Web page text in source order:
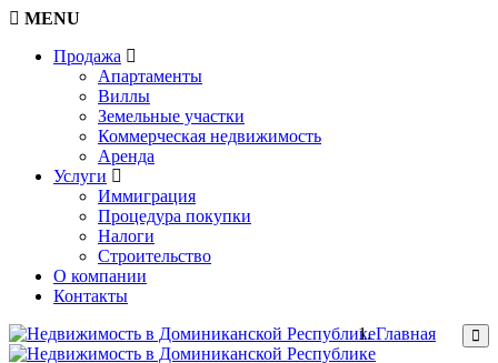
MENU
Продажа
Апартаменты
Виллы
Земельные участки
Коммерческая недвижимость
Аренда
Услуги
Иммиграция
Процедура покупки
Налоги
Строительство
О компании
Контакты
Главная